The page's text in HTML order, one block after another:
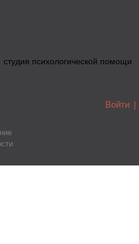
студия психологической помощи
Войти